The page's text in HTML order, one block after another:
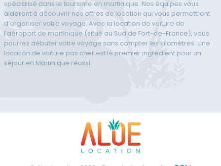
spécialisé dans le tourisme en martinique. Nos équipes vous
aideront à découvrir nos offres de location qui vous permettront
d’organiser votre voyage. Avec la location de voiture de
l’aéroport de martinique (situé au Sud de Fort-de-France), vous
pourrez débuter votre voyage sans compter les kilomètres. Une
location de voiture pas cher est le premier ingrédient pour un
séjour en Martinique réussi.